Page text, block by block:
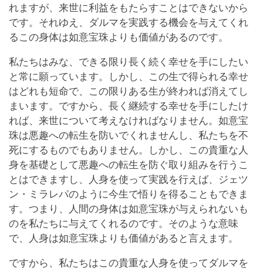
れますが、来世に利益をもたらすことはできないから
です。それゆえ、ダルマを実践する機会を与えてくれ
るこの身体は如意宝珠よりも価値があるのです。
私たちはみな、できる限り長く続く幸せを手にしたい
と常に願っています。しかし、この生で得られる幸せ
はどれも短命で、この限りある生が終われば消えてし
まいます。ですから、長く継続する幸せを手にしたけ
れば、来世について考えなければなりません。如意宝
珠は悪趣への転生を防いでくれませんし、私たちを不
死にするものでもありません。しかし、この貴重な人
身を基礎として悪趣への転生を防ぐ取り組みを行うこ
とはできますし、人身を使って実践を行えば、ジェツ
ン・ミラレパのように今生で悟りを得ることもできま
す。つまり、人間の身体は如意宝珠が与えられないも
のを私たちに与えてくれるのです。そのような意味
で、人身は如意宝珠よりも価値があると言えます。
ですから、私たちはこの貴重な人身を使ってダルマを